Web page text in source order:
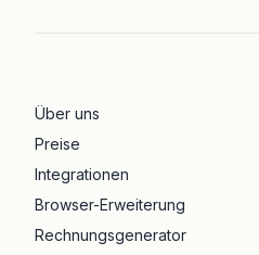
Über uns
Preise
Integrationen
Browser-Erweiterung
Rechnungsgenerator